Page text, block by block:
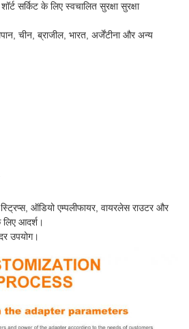
सर्किट के लिए स्वचालित सुरक्षा सुरक्षा
चीन, ब्राजील, भारत, अर्जेंटीना और अन्य
ऑडियो एम्पलीफायर, वायरलेस राउटर और
लिए आदर्श।
उपयोग।